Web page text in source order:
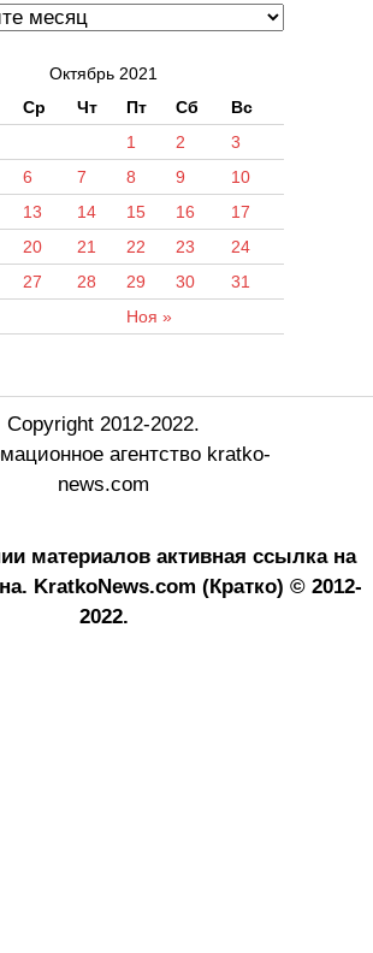
Октябрь 2021
Ср Чт Пт Сб Вс
Ноя »
1 2
3
6 7 8 9
10
13 14 15 16
17
20 21 22 23
24
27 28 29 30 31
Copyright 2012-2022.
агентство kratko-
news.com
материалов активная ссылка на
KratkoNews.com (Кратко) © 2012-
2022.